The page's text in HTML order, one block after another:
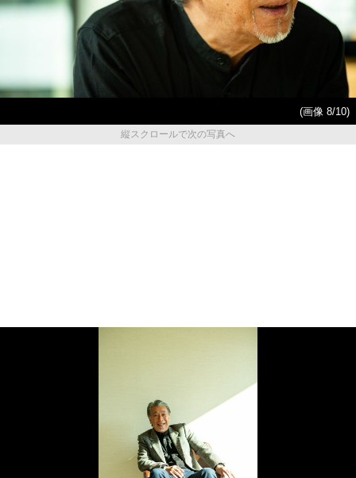
(画像 8/10)
縦スクロールで次の写真へ